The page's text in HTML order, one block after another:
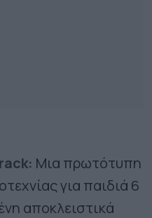
Mια πρωτότυπη
για παιδιά 6
αποκλειστικά